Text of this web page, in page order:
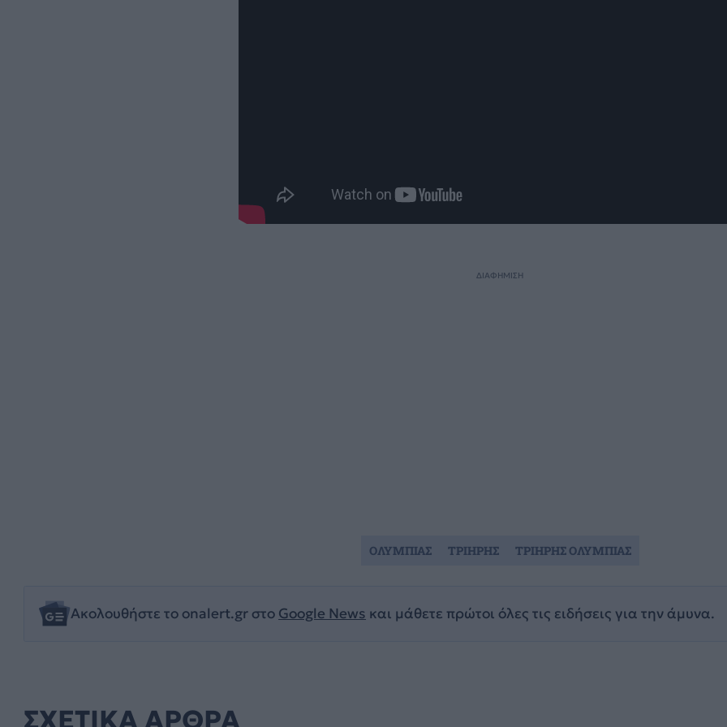
ΔΙΑΦΗΜΙΣΗ
Ακολουθήστε το onalert.gr στο Google News και μάθετε πρώτοι όλες τις ειδήσεις για την άμυνα.
ΟΛΥΜΠΙΑΣ ΤΡΙΗΡΗΣ ΤΡΙΗΡΗΣ ΟΛΥΜΠΙΑΣ